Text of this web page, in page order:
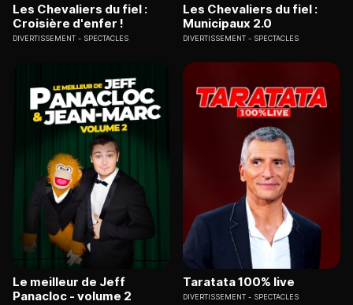
Les Chevaliers du fiel :
Croisière d'enfer !
DIVERTISSEMENT SPECTACLES
Les Chevaliers du fiel :
Municipaux 2.0
DIVERTISSEMENT SPECTACLES
Le meilleur de Jeff
Panacloc - volume 2
Taratata 100% live
DIVERTISSEMENT SPECTACLES